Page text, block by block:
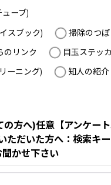
ーブ)
スブック)
掃除のつぼ
のリンク
目玉ステッ
ーニング)
知人の紹介
の方へ)任意【アンケー
ただいた方へ：検索キ
かせ下さい